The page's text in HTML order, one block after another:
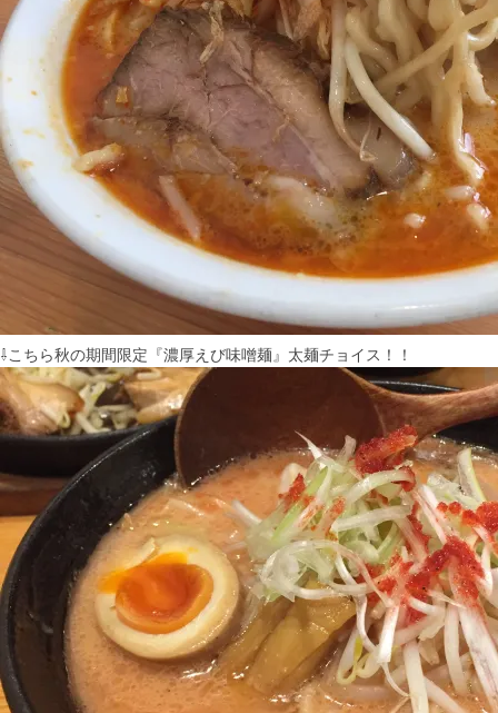
⇩こちら秋の期間限定『濃厚えび味噌麺』太麺チョイス！！